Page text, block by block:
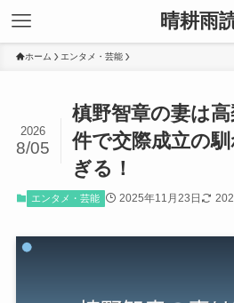
晴耕雨
ホーム エンタメ・芸能
槙野智章の妻は
件で交際成立の
ぎる！
2026
8/05
エンタメ・芸能 2025年11月23日